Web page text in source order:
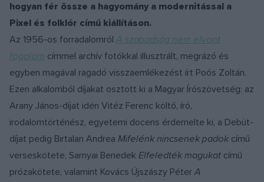
hogyan fér össze a hagyomány a modernitással a
Pixel és folklór című kiállításon.
Az 1956-os forradalomról A szabadság nem elvont
fogalom címmel archív fotókkal illusztrált, megrázó és
egyben magával ragadó visszaemlékezést írt Poós Zoltán.
Ezen alkalomból díjakat osztott ki a Magyar Írószövetség: az
Arany János-díjat idén Vitéz Ferenc költő, író,
irodalomtörténész, egyetemi docens érdemelte ki, a Debüt-
díjat pedig Birtalan Andrea Mifelénk nincsenek padok című
verseskötete, Sarnyai Benedek Elfeledték magukat című
prózakötete, valamint Kovács Újszászy PéterA